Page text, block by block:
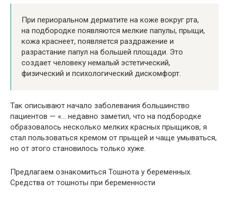
При периоральном дерматите на коже вокруг рта,
на подбородке появляются мелкие папулы, прыщи,
кожа краснеет, появляется раздражение и
разрастание папул на большей площади. Это
создает человеку немалый эстетический,
физический и психологический дискомфорт.
Так описывают начало заболевания большинство
пациентов — «… недавно заметил, что на подбородке
образовалось несколько мелких красных прыщиков, я
стал пользоваться кремом от прыщей и чаще умываться,
но от этого становилось только хуже.
Предлагаем ознакомиться Тошнота у беременных.
Средства от тошноты при беременности